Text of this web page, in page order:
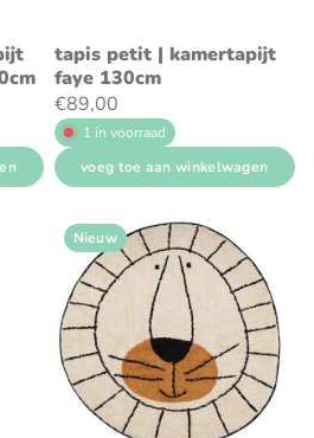
tapis petit | kamertapijt
faye 130cm
€89,00
1 in voorraad
voeg toe aan winkelwagen
Nieuw